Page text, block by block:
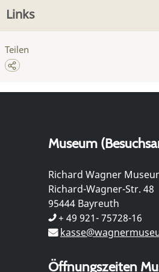
Links
Teilen
Museum
Richard Wagner
Richard-Wagner-Str. 48
95444 Bayreuth
+ 49 921- 75728-16
Öffnungszeiten